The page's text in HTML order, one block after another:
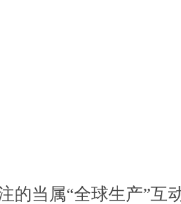
的当属“全球生产”互